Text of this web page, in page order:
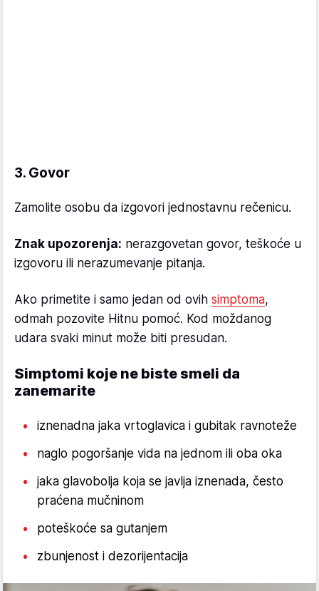
3. Govor
Zamolite osobu da izgovori jednostavnu rečenicu.
Znak upozorenja: nerazgovetan govor, teškoće u
izgovoru ili nerazumevanje pitanja.
Ako primetite i samo jedan od ovih simptoma,
odmah pozovite Hitnu pomoć. Kod moždanog
udara svaki minut može biti presudan.
Simptomi koje ne biste smeli da
zanemarite
iznenadna jaka vrtoglavica i gubitak ravnoteže
naglo pogoršanje vida na jednom ili oba oka
jaka glavobolja koja se javlja iznenada, često
praćena mučninom
poteškoće sa gutanjem
zbunjenost i dezorijentacija